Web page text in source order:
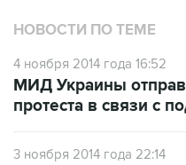
НОВОСТИ ПО ТЕМЕ
4 ноября 2014 года 16:52
МИД Украины
протеста в связи с
3 ноября 2014 года 22:14